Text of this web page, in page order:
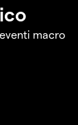
macro